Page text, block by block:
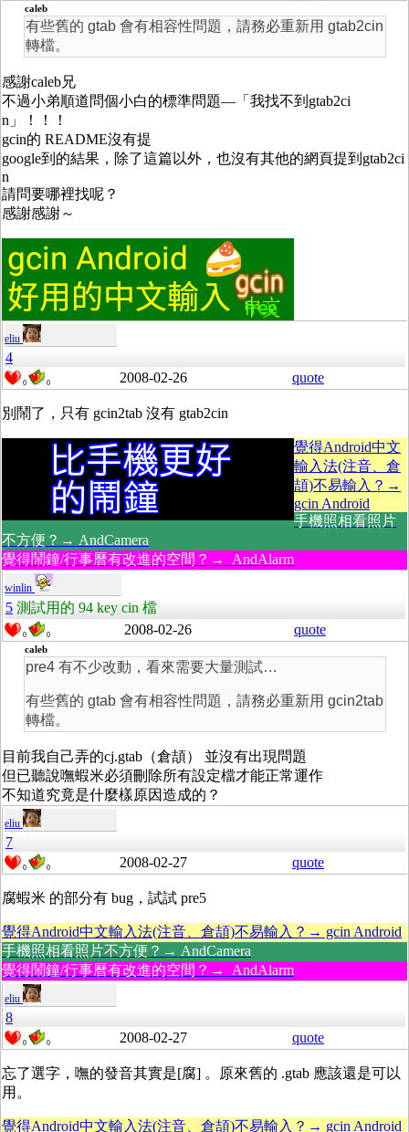
caleb
有些舊的 gtab 會有相容性問題，請務必重新用 gtab2cin
轉檔。
感謝caleb兄
不過小弟順道問個小白的標準問題—「我找不到gtab2ci
n」！！！
gcin的 README沒有提
google到的結果，除了這篇以外，也沒有其他的網頁提到gtab2ci
n
請問要哪裡找呢？
感謝感謝～
eliu
4
0 0 2008-02-26 quote
別鬧了，只有 gcin2tab 沒有 gtab2cin
覺得Android中文
輸入法(注音、倉
頡)不易輸入？→
gcin Android
手機照相看照片
不方便？→ AndCamera
覺得鬧鐘/行事曆有改進的空間？→ AndAlarm
winlin
5 測試用的 94 key cin 檔
0 0 2008-02-26 quote
caleb
pre4 有不少改動，看來需要大量測試…
有些舊的 gtab 會有相容性問題，請務必重新用 gcin2tab
轉檔。
目前我自己弄的cj.gtab（倉頡） 並沒有出現問題
但已聽說嘸蝦米必須刪除所有設定檔才能正常運作
不知道究竟是什麼樣原因造成的？
eliu
7
0 0 2008-02-27 quote
腐蝦米 的部分有 bug，試試 pre5
覺得Android中文輸入法(注音、倉頡)不易輸入？→ gcin Android
手機照相看照片不方便？→ AndCamera
覺得鬧鐘/行事曆有改進的空間？→ AndAlarm
eliu
8
0 0 2008-02-27 quote
忘了選字，嘸的發音其實是[腐] 。原來舊的 .gtab 應該還是可以
用。
覺得Android中文輸入法(注音、倉頡)不易輸入？→ gcin Android